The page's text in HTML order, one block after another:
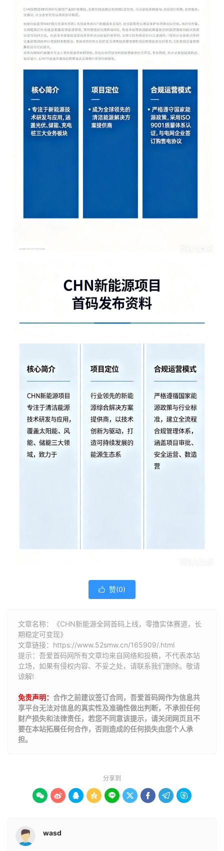
 赞(0)
文章名称：《CHN新能源全网首码上线，零撸实体赛道，长
期稳定可变现》
文章链接： https://www.52smw.cn/165909/.html
提示：吾爱首码网所有文章均来自网络和投稿，不代表本站
立场，如果有侵权内容、不妥之处，请联系我们删除。敬请
谅解!
免责声明： 合作之前建议签订合同，吾爱首码网作为信息共
享平台无法对信息的真实性及准确性做出判断，不承担任何
财产损失和法律责任，若您不同意该提示，请关闭网页且不
要在本站拓展任何合作，否则造成的任何损失由您个人承
担。
分享到
        
wasd